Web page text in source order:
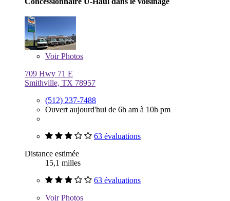
VoirPhotos
709 Hwy 71 E
Smithville, TX 78957
(512) 237-7488
Ouvert aujourd'hui de 6h am à 10h pm
63 évaluations
Distance estimée
15,1 milles
63 évaluations
VoirPhotos